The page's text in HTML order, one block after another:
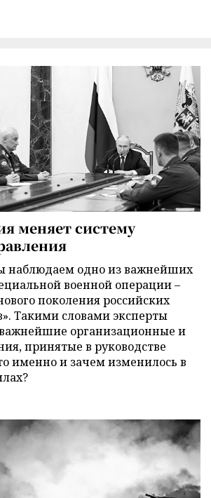
меняет систему
наблюдаем одно из важнейших
военной операции –
поколения российских
Такими словами эксперты
организационные и
принятые в руководстве
именно и зачем изменилось в